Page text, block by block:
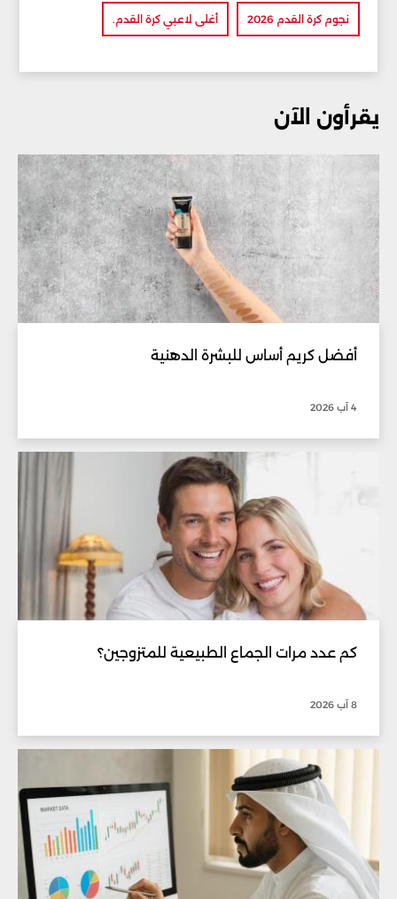
نجوم كرة القدم 2026 أغلى لاعبي كرة القدم.
يقرأون الآن
أفضل كريم أساس للبشرة الدهنية
4 آب 2026
كم عدد مرات الجماع الطبيعية للمتزوجين؟
8 آب 2026